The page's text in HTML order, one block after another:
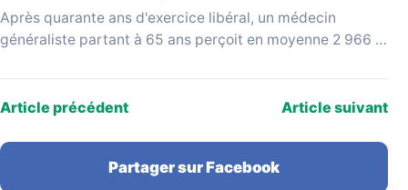
Après quarante ans d'exercice libéral, un médecin
généraliste partant à 65 ans perçoit en moyenne 2 966 €
Article précédent Article suivant
Partager sur Facebook